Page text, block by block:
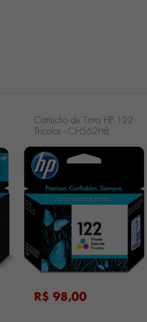
Cartucho de Tinta HP 122
Tricolor - CH562HB
Tricolor - CH562HB
R$ 98,00